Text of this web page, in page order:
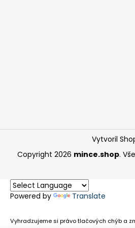
Vytvoril
Copyright 2026 mince.shop.
Powered by Translate
Vyhradzujeme si právo tlačových chýb a